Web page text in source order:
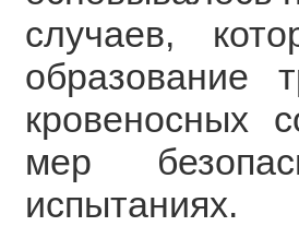
случаев,
образование
кровеносных
мер
испытаниях.